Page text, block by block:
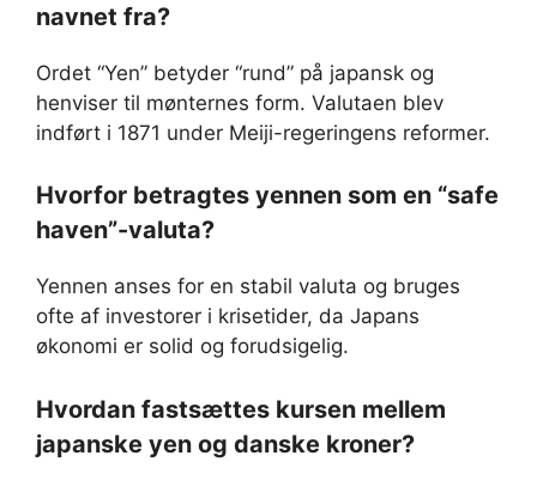
navnet fra?
Ordet “Yen” betyder “rund” på japansk og
henviser til mønternes form. Valutaen blev
indført i 1871 under Meiji-regeringens reformer.
Hvorfor betragtes yennen som en “safe
haven”-valuta?
Yennen anses for en stabil valuta og bruges
ofte af investorer i krisetider, da Japans
økonomi er solid og forudsigelig.
Hvordan fastsættes kursen mellem
japanske yen og danske kroner?